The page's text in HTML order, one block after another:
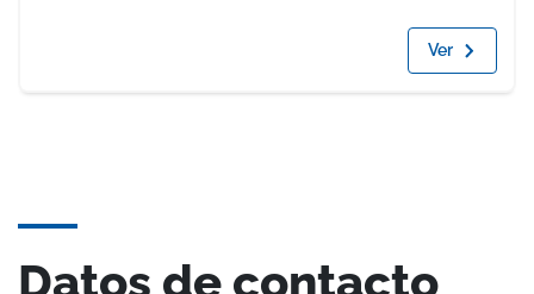
Ver
Datos de contacto